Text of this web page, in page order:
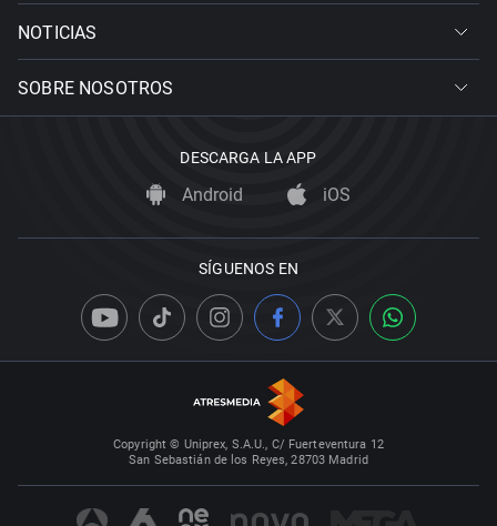
NOTICIAS
SOBRE NOSOTROS
DESCARGA LA APP
Android iOS
SÍGUENOS EN
Copyright © Uniprex, S.A.U., C/ Fuerteventura 12
San Sebastián de los Reyes, 28703 Madrid